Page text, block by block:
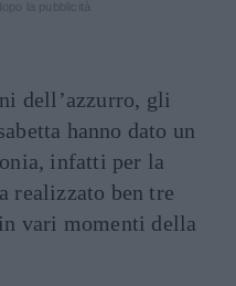
dell’azzurro, gli
hanno dato un
infatti per la
realizzato ben tre
vari momenti della